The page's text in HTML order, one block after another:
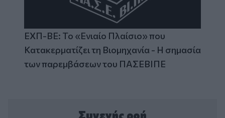
ΕΧΠ-ΒΕ: Το «Ενιαίο Πλαίσιο» που
Κατακερματίζει τη Βιομηχανία - Η σημασία
των παρεμβάσεων του ΠΑΣΕΒΙΠΕ